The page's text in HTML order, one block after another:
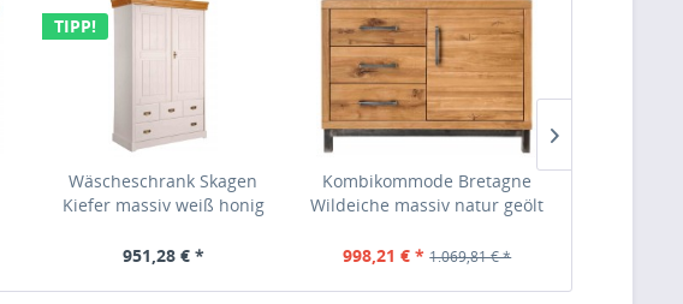
TIPP!
Wäscheschrank Skagen
Kiefer massiv weiß honig
951,28 € *
Kombikommode Bretagne
Wildeiche massiv natur geölt
998,21 € * 1.069,81 € *